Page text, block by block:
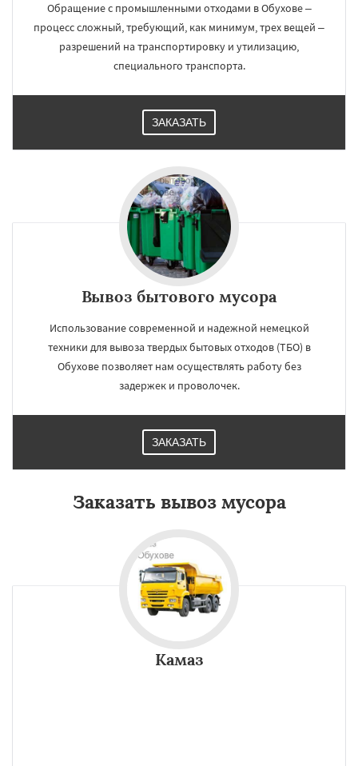
Обращение с промышленными отходами в Обухове –
процесс сложный, требующий, как минимум, трех вещей –
разрешений на транспортировку и утилизацию,
специального транспорта.
ЗАКАЗАТЬ
Вывоз бытового мусора
Использование современной и надежной немецкой
техники для вывоза твердых бытовых отходов (ТБО) в
Обухове позволяет нам осуществлять работу без
задержек и проволочек.
ЗАКАЗАТЬ
Заказать вывоз мусора
Камаз